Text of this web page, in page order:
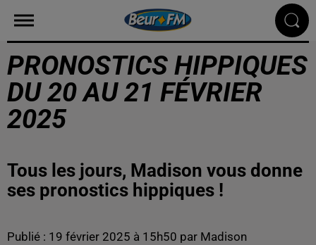
PRONOSTICS HIPPIQUES
DU 20 AU 21 FÉVRIER
2025
Tous les jours, Madison vous donne
ses pronostics hippiques !
Publié : 19 février 2025 à 15h50 par Madison